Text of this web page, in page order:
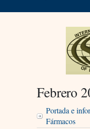
Febrero
Portada e
Fármacos